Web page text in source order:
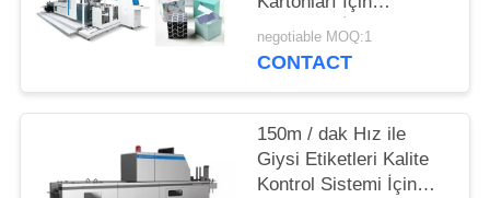
SITE
POLICY
Focusight İnceleme
Makinesi
negotiable MOQ:1
CONTACT
150m / dak Hız ile
Giysi Etiketleri Kalite
Kontrol Sistemi İçin